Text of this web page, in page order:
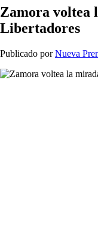
Zamora voltea
Libertadores
Publicado porNueva